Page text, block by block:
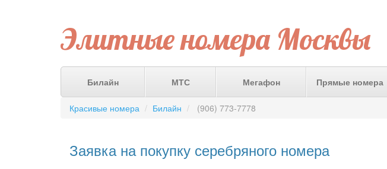
Элитные номера Москвы
Билайн МТС Мегафон Прямые номера
Красивые номера Билайн (906) 773-7778
Заявка на покупку серебряного номера